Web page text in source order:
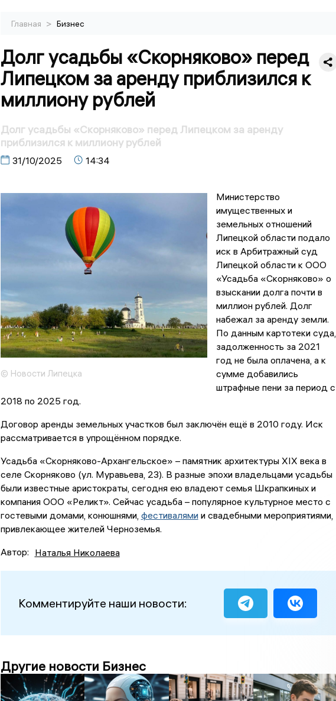
Главная > Бизнес
Долг усадьбы «Скорняково» перед
Липецком за аренду приблизился к
миллиону рублей
Долг усадьбы «Скорняково» перед Липецком за аренду
приблизился к миллиону рублей
31/10/2025 14:34
© Новости Липецка
Министерство
имущественных и
земельных отношений
Липецкой области подало
иск в Арбитражный суд
Липецкой области к ООО
«Усадьба «Скорняково» о
взыскании долга почти в
миллион рублей. Долг
набежал за аренду земли.
По данным картотеки суда,
задолженность за 2021
год не была оплачена, а к
сумме добавились
штрафные пени за период с
2018 по 2025 год.
Договор аренды земельных участков был заключён ещё в 2010 году. Иск
рассматривается в упрощённом порядке.
Усадьба «Скорняково-Архангельское» – памятник архитектуры XIX века в
селе Скорняково (ул. Муравьева, 23). В разные эпохи владельцами усадьбы
были известные аристократы, сегодня ею владеют семья Шкрапкиных и
компания ООО «Реликт». Сейчас усадьба – популярное культурное место с
гостевыми домами, конюшнями, фестивалямии свадебными мероприятиями,
привлекающее жителей Черноземья.
Автор: Наталья Николаева
Комментируйте наши новости:
Другие новости Бизнес